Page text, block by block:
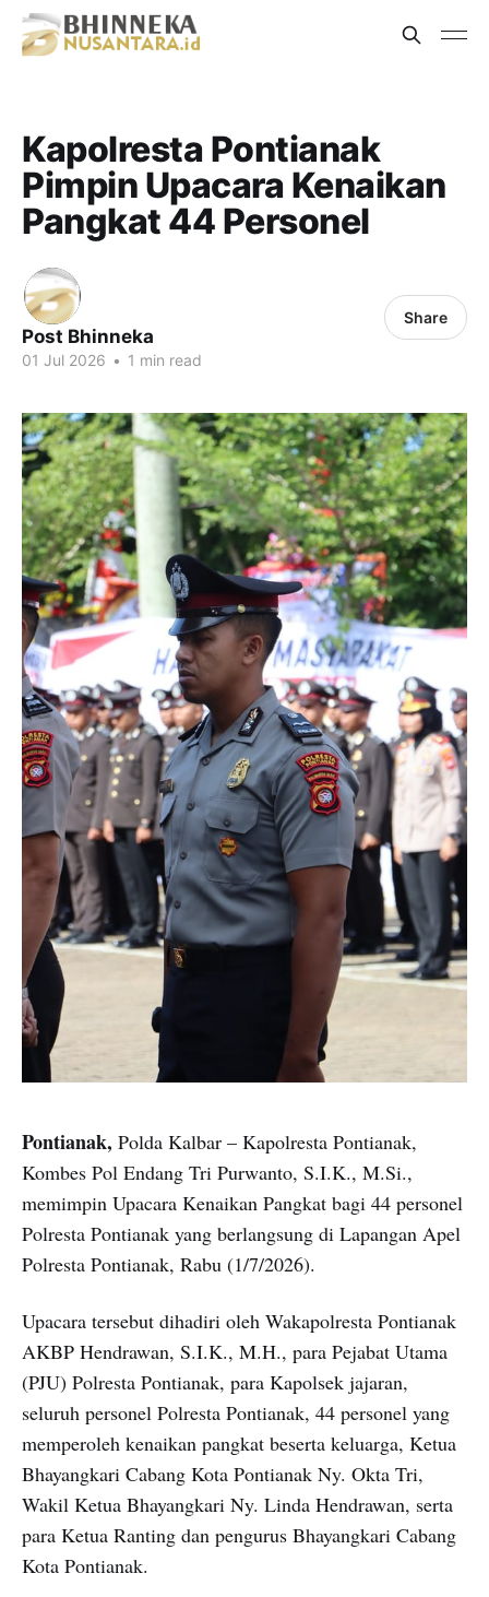
Kapolresta Pontianak
Pimpin Upacara Kenaikan
Pangkat 44 Personel
Post Bhinneka
01 Jul 2026 • 1 min read
Share
Pontianak, Polda Kalbar – Kapolresta Pontianak,
Kombes Pol Endang Tri Purwanto, S.I.K., M.Si.,
memimpin Upacara Kenaikan Pangkat bagi 44 personel
Polresta Pontianak yang berlangsung di Lapangan Apel
Polresta Pontianak, Rabu (1/7/2026).
Upacara tersebut dihadiri oleh Wakapolresta Pontianak
AKBP Hendrawan, S.I.K., M.H., para Pejabat Utama
(PJU) Polresta Pontianak, para Kapolsek jajaran,
seluruh personel Polresta Pontianak, 44 personel yang
memperoleh kenaikan pangkat beserta keluarga, Ketua
Bhayangkari Cabang Kota Pontianak Ny. Okta Tri,
Wakil Ketua Bhayangkari Ny. Linda Hendrawan, serta
para Ketua Ranting dan pengurus Bhayangkari Cabang
Kota Pontianak.